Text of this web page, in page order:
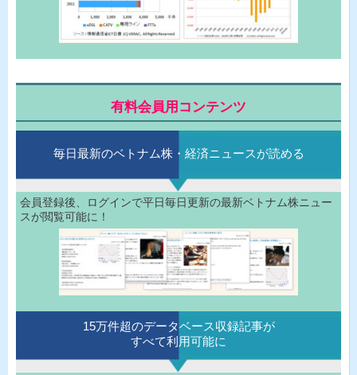
有料会員用コンテンツ
毎日最新のベトナム株・経済ニュースが読める
会員登録後、ログインで平日毎日更新の最新ベトナム株ニュー
スが閲覧可能に！
15万件超のデータベース収録記事が
すべて利用可能に